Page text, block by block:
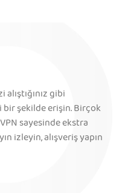
gibi
şekilde erişin. Birçok
sayesinde ekstra
izleyin, alışveriş yapın